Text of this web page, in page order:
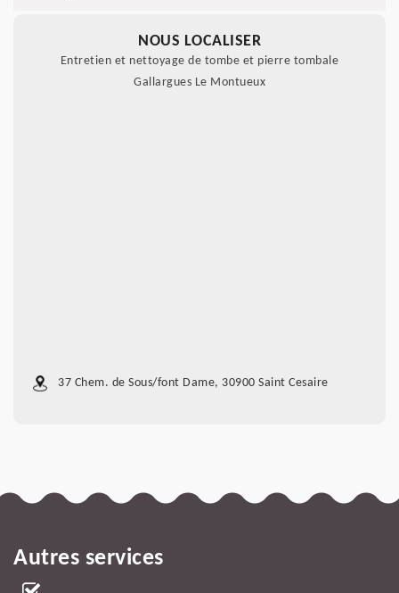
NOUS LOCALISER
Entretien et nettoyage de tombe et pierre tombale
Gallargues Le Montueux
37 Chem. de Sous/font Dame, 30900 Saint Cesaire
Autres services